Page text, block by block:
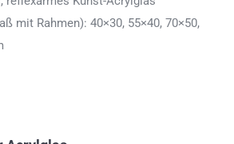
mit Rahmen): 40×30, 55×40, 70×50,